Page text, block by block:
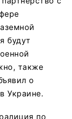
будут
также
о
Украине.
по